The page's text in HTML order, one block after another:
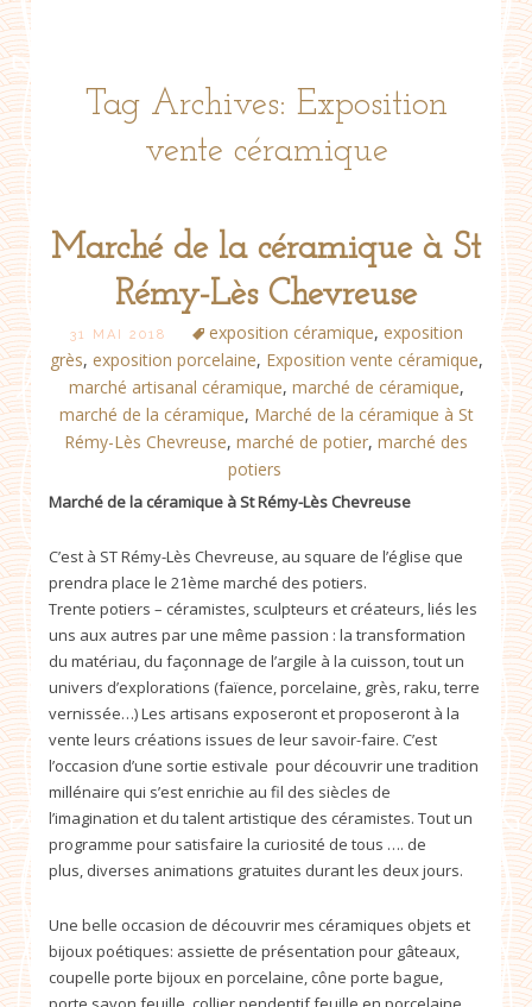
Tag Archives: Exposition
vente céramique
Marché de la céramique à St
Rémy-Lès Chevreuse
31 MAI 2018 exposition céramique, exposition
grès, exposition porcelaine, Exposition vente céramique,
marché artisanal céramique, marché de céramique,
marché de la céramique, Marché de la céramique à St
Rémy-Lès Chevreuse, marché de potier, marché des
potiers
Marché de la céramique à St Rémy-Lès Chevreuse
C’est à ST Rémy-Lès Chevreuse, au square de l’église que
prendra place le 21ème marché des potiers.
Trente potiers – céramistes, sculpteurs et créateurs, liés les
uns aux autres par une même passion : la transformation
du matériau, du façonnage de l’argile à la cuisson, tout un
univers d’explorations (faïence, porcelaine, grès, raku, terre
vernissée…) Les artisans exposeront et proposeront à la
vente leurs créations issues de leur savoir-faire. C’est
l’occasion d’une sortie estivale pour découvrir une tradition
millénaire qui s’est enrichie au fil des siècles de
l’imagination et du talent artistique des céramistes. Tout un
programme pour satisfaire la curiosité de tous …. de
plus, diverses animations gratuites durant les deux jours.
Une belle occasion de découvrir mes céramiques objets et
bijoux poétiques: assiette de présentation pour gâteaux,
coupelle porte bijoux en porcelaine, cône porte bague,